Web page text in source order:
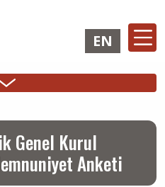
İHRAÇÇI
Girişi
YATIRIMCI
Girişi
EN
Genel Kurul
Anketi